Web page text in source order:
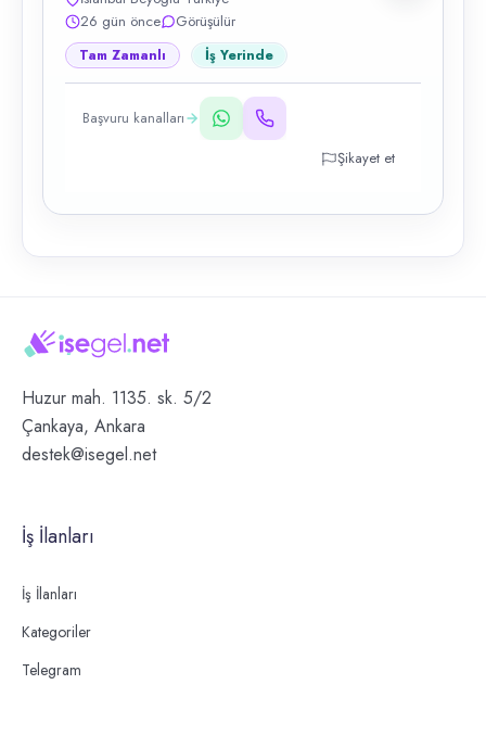
26 gün önce
Görüşülür
Tam Zamanlı İş Yerinde
Başvuru kanalları
Şikayet et
Huzur mah. 1135. sk. 5/2
Çankaya, Ankara
destek@isegel.net
İş İlanları
İş İlanları
Kategoriler
Telegram